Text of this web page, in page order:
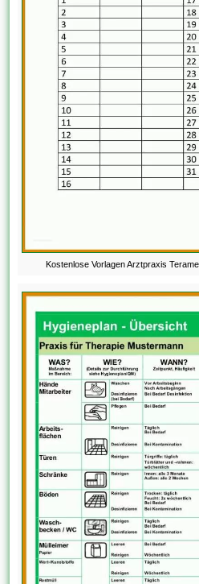
Kostenlose Vorlagen Arztpraxis